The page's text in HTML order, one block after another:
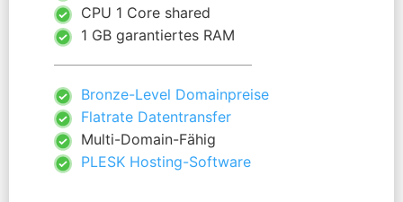
CPU 1 Core shared
1 GB garantiertes RAM
Bronze-Level Domainpreise
Flatrate Datentransfer
Multi-Domain-Fähig
PLESK Hosting-Software